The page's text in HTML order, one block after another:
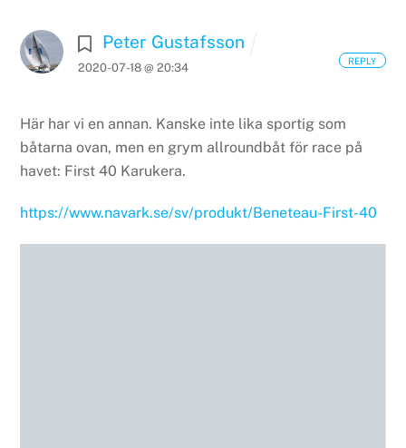
Peter Gustafsson
2020-07-18 @ 20:34
Här har vi en annan. Kanske inte lika sportig som
båtarna ovan, men en grym allroundbåt för race på
havet: First 40 Karukera.
https://www.navark.se/sv/produkt/Beneteau-First-40
REPLY